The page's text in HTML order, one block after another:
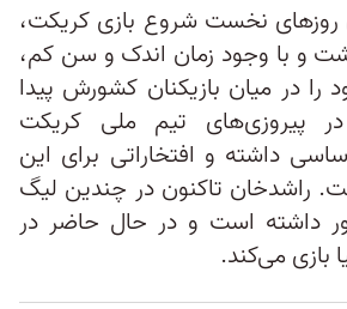
روزهای نخست شروع بازی کریکت،
و با وجود زمان اندک و سن کم،
را در میان بازیکنان کشورش پیدا
پیروزی‌های تیم ملی کریکت
داشته و افتخاراتی برای این
راشدخان تاکنون در چندین لیگ
داشته است و در حال حاضر در
بازی می‌کند.